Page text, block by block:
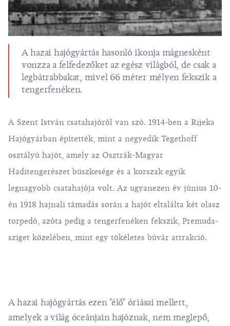
A hazai hajógyártás hasonló ikonja mágnesként
vonzza a felfedezőket az egész világból, de csak a
legbátrabbakat, mivel 66 méter mélyen fekszik a
tengerfenéken.
A Szent István csatahajóról van szó. 1914-ben a Rijeka
Hajógyárban építették, mint a negyedik Tegethoff
osztályú hajót, amely az Osztrák-Magyar
Haditengerészet büszkesége és a korszak egyik
legnagyobb csatahajója volt. Az ugyanezen év június 10-
én 1918 hajnali támadás során a hajót eltalálta két olasz
torpedó, azóta pedig a tengerfenéken fekszik, Premuda-
sziget közelében, mint egy tökéletes búvár attrakció.
A hazai hajógyártás ezen "élő" óriásai mellett,
amelyek a világ óceánjain hajóznak, nem meglepő,